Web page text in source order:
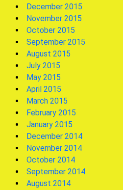
December 2015
November 2015
October 2015
September 2015
August 2015
July 2015
May 2015
April 2015
March 2015
February 2015
January 2015
December 2014
November 2014
October 2014
September 2014
August 2014